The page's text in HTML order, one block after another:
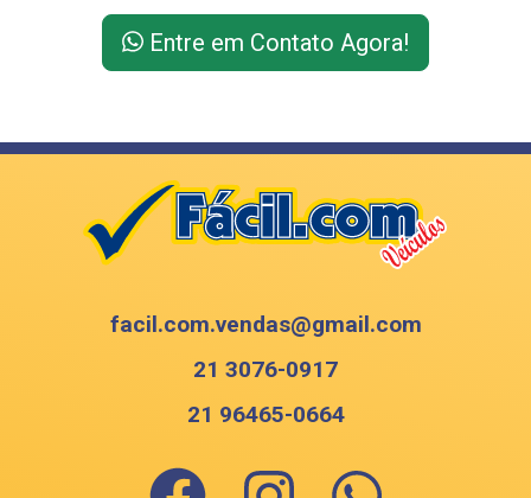
Entre em Contato Agora!
facil.com.vendas@gmail.com
21 3076-0917
21 96465-0664